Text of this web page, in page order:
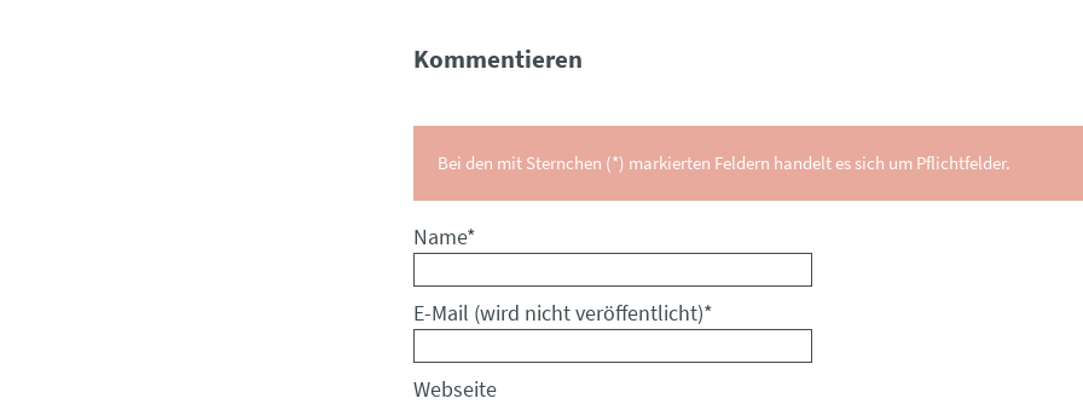
Kommentieren
Bei den mit Sternchen (*) markierten Feldern handelt es sich um Pflichtfelder.
Pflichtfeld
Name*
Pflichtfeld
E-Mail (wird nicht veröffentlicht)*
Webseite